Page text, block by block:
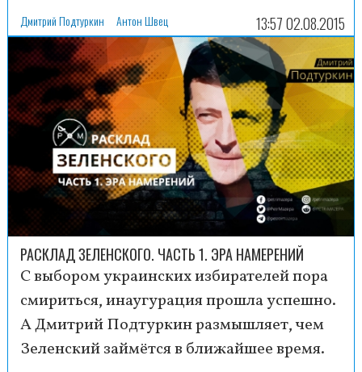
Дмитрий Подтуркин Антон Швец 13:57 02.08.2015
РАСКЛАД ЗЕЛЕНСКОГО. ЧАСТЬ 1. ЭРА НАМЕРЕНИЙ
С выбором украинских избирателей пора
смириться, инаугурация прошла успешно.
А Дмитрий Подтуркин размышляет, чем
Зеленский займётся в ближайшее время.